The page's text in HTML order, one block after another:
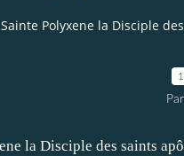
Sainte Polyxene la Disciple